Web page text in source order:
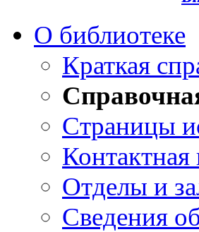
О библиотеке
Краткая
Страницы
Отделы и
Сведения